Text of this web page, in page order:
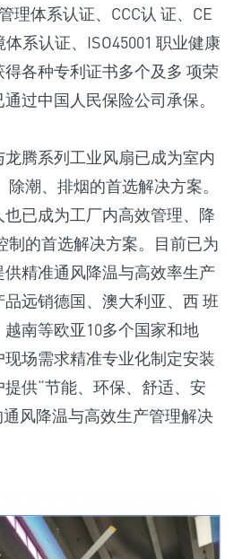
理体系认证、CCC认 证、CE
体系认证、ISO45001 职业健康
各种专利证书多个及多 项荣
过中国人民保险公司承保。
腾系列工业风扇已成为室内
潮、排烟的首选解决方案。
已成为工厂内高效管理、降
制的首选解决方案。目前已为
精准通风降温与高效率生产
远销德国、澳大利亚、西 班
南等欧亚10多个国家和地
场需求精准专业化制定安装
供“节能、环保、舒适、安
风降温与高效生产管理解决